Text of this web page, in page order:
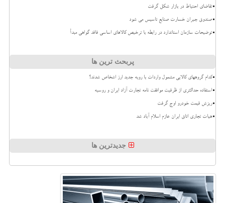
تقاضای احتیاط در بازار شکل گرفت
صندوق جبران خسارت صنایع تاسیس می شود
توضیحات سازمان استاندارد در رابطه با ترخیص کالاهای اساسی فاقد گواهی مبدأ
پربحث ترین ها
کدام گروههای کالایی مشمول واردات با رویه جدید ارز اشخاص شدند؟
استفاده حداکثری از ظرفیت موافقت نامه تجارت آزاد ایران و روسیه
ریزش قیمت خودرو اوج گرفت
هیات تجاری اتاق ایران عازم اسلام آباد شد
جدیدترین ها